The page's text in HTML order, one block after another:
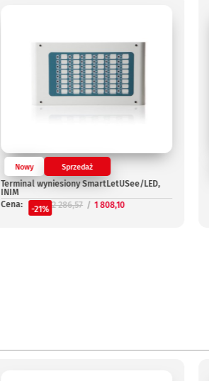
Nowy Sprzedaż
Terminal wyniesiony SmartLetUSee/LED,
INIM
Cena:
-21% 2 286,57 1 808,10